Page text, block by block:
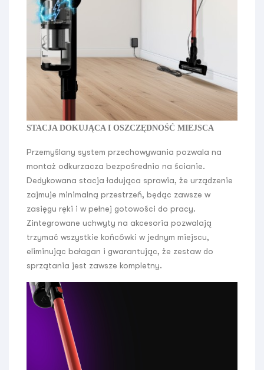
STACJA DOKUJĄCA I OSZCZĘDNOŚĆ MIEJSCA
Przemyślany system przechowywania pozwala na
montaż odkurzacza bezpośrednio na ścianie.
Dedykowana stacja ładująca sprawia, że urządzenie
zajmuje minimalną przestrzeń, będąc zawsze w
zasięgu ręki i w pełnej gotowości do pracy.
Zintegrowane uchwyty na akcesoria pozwalają
trzymać wszystkie końcówki w jednym miejscu,
eliminując bałagan i gwarantując, że zestaw do
sprzątania jest zawsze kompletny.